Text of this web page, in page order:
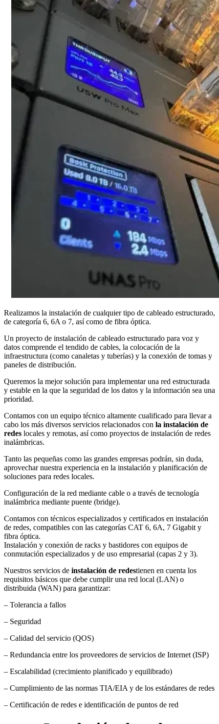
Realizamos la instalación de cualquier tipo de cableado estructurado,
de categoría 6, 6A o 7, así como de fibra óptica.
Un proyecto de instalación de cableado estructurado para voz y
datos comprende el tendido de cables, la colocación de la
infraestructura (como canaletas y tuberías) y la conexión de tomas y
paneles de distribución.
Queremos la mejor solución para implementar una red estructurada
y estable en la que la seguridad de los datos y la información sea una
prioridad.
Contamos con un equipo técnico altamente cualificado para llevar a
cabo los más diversos servicios relacionados con la instalación de
redes locales y remotas, así como proyectos de instalación de redes
inalámbricas.
Tanto las pequeñas como las grandes empresas podrán, sin duda,
aprovechar nuestra experiencia en la instalación y planificación de
soluciones para redes locales.
Configuración de la red mediante cable o a través de tecnología
inalámbrica mediante puente (bridge).
Contamos con técnicos especializados y certificados en instalación
de redes, compatibles con las categorías CAT 6, 6A, 7 Gigabit y
fibra óptica.
Instalación y conexión de racks y bastidores con equipos de
conmutación especializados y de uso empresarial (capas 2 y 3).
Nuestros servicios de instalación de redestienen en cuenta los
requisitos básicos que debe cumplir una red local (LAN) o
distribuida (WAN) para garantizar:
– Tolerancia a fallos
– Seguridad
– Calidad del servicio (QOS)
– Redundancia entre los proveedores de servicios de Internet (ISP)
– Escalabilidad (crecimiento planificado y equilibrado)
– Cumplimiento de las normas TIA/EIA y de los estándares de redes
– Certificación de redes e identificación de puntos de red